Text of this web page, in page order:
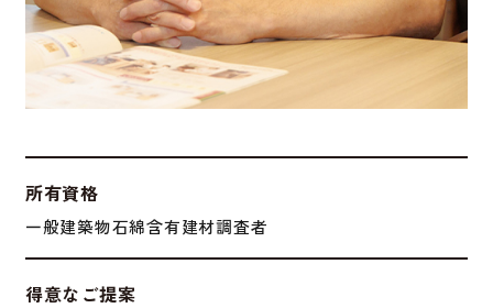
所有資格
一般建築物石綿含有建材調査者
得意なご提案